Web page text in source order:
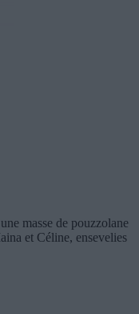
masse de pouzzolane
et Céline, ensevelies